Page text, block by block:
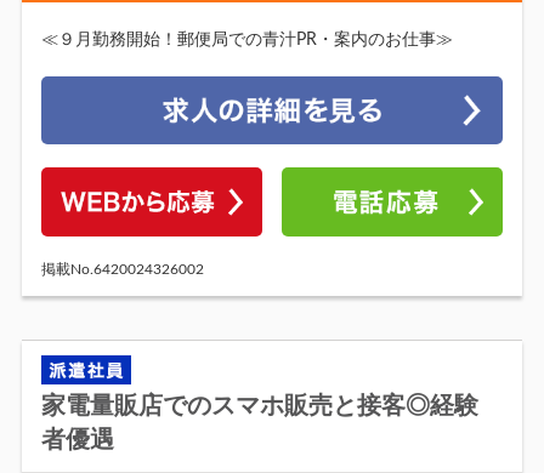
≪９月勤務開始！郵便局での青汁PR・案内のお仕事≫
掲載No.6420024326002
家電量販店でのスマホ販売と接客◎経験
者優遇